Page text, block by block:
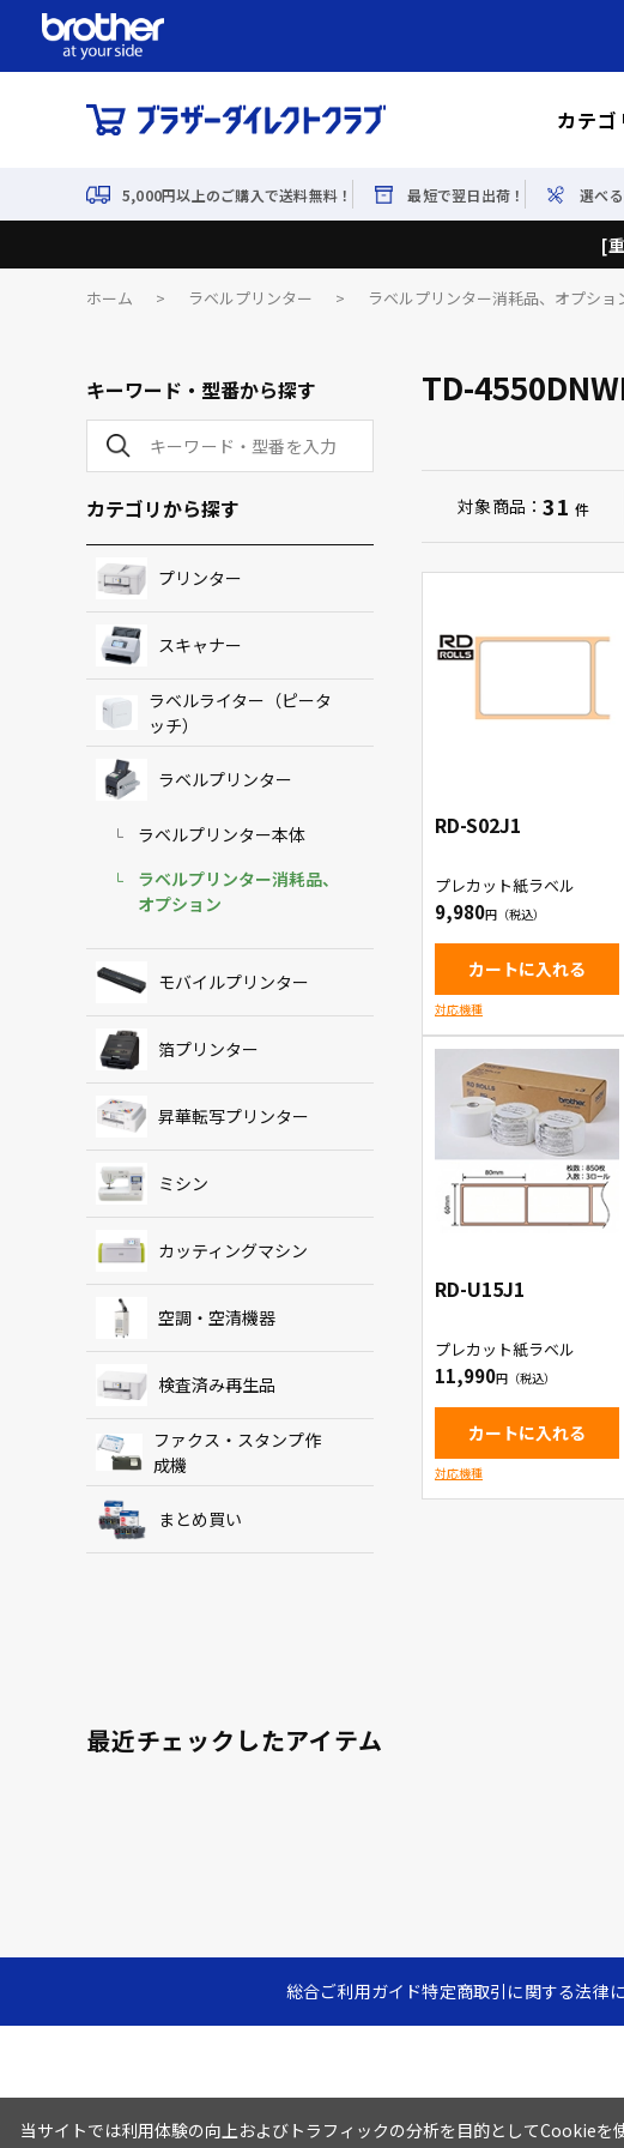
カテ
5,000円以上のご購入で送料無料！ 最短で翌日出荷！ 選べ
[
ホーム > ラベルプリンター > ラベルプリンター消耗品、オプショ
キーワード・型番から探す
カテゴリから探す
プリンター
スキャナー
ラベルライター（ピータ
ッチ）
ラベルプリンター
ラベルプリンター本体
ラベルプリンター消耗品、
オプション
モバイルプリンター
箔プリンター
昇華転写プリンター
ミシン
カッティングマシン
空調・空清機器
検査済み再生品
ファクス・スタンプ作
成機
まとめ買い
TD-
対象商品：31 件
RD-S02J1
プレカット紙ラベル
9,980
カートに入れる
対応機種
RD-U15J1
プレカット紙ラベル
11,990
カートに入れる
対応機種
最近チェックしたアイテム
総合ご利用ガイド特定商取引に関する法律
当サイトでは利用体験の向上およびトラフィックの分析を目的としてCookieを